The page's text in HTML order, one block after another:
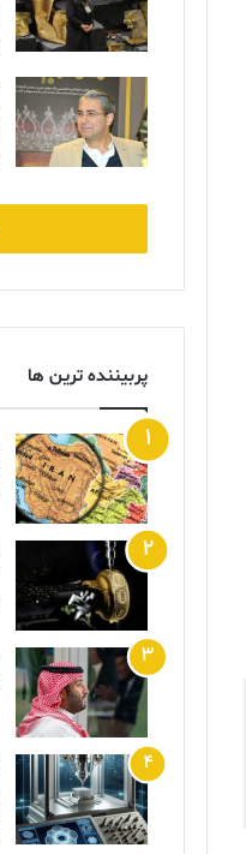
پربیننده ترین ها